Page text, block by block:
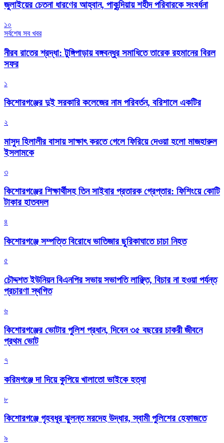
জুলাইয়ের চেতনা ধারণের আহ্বান, পাকুন্দিয়ায় শহীদ পরিবারকে সংবর্ধনা
১০
সর্বশেষ সব খবর
নীরব রাতের শ্রদ্ধা: টুঙ্গিপাড়ায় বঙ্গবন্ধুর সমাধিতে তারেক রহমানের বিরল
সফর
১
কিশোরগঞ্জের দুই সরকারি কলেজের নাম পরিবর্তন, বরিশালে একটির
২
মাসুদ হিলালীর বাসায় সাক্ষাৎ করতে গেলে ফিরিয়ে দেওয়া হলো মাজহারুল
ইসলামকে
৩
কিশোরগঞ্জের শিক্ষার্থীসহ তিন সাইবার প্রতারক গ্রেপ্তার: ফিশিংয়ে কোটি
টাকার হাতবদল
৪
কিশোরগঞ্জে সম্পত্তি বিরোধে ভাতিজার ছুরিকাঘাতে চাচা নিহত
৫
চৌদ্দশত ইউনিয়ন বিএনপির সভায় সভাপতি লাঞ্ছিত, বিচার না হওয়া পর্যন্ত
প্রচারণা স্থগিত
৬
কিশোরগঞ্জের ভোটার পুলিশ প্রধান, দিবেন ৩৫ বছরের চাকরী জীবনে
প্রথম ভোট
৭
করিমগঞ্জে দা দিয়ে কুপিয়ে খালাতো ভাইকে হত্যা
৮
কিশোরগঞ্জে গৃহবধূর ঝুলন্ত মরদেহ উদ্ধার, স্বামী পুলিশের হেফাজতে
৯